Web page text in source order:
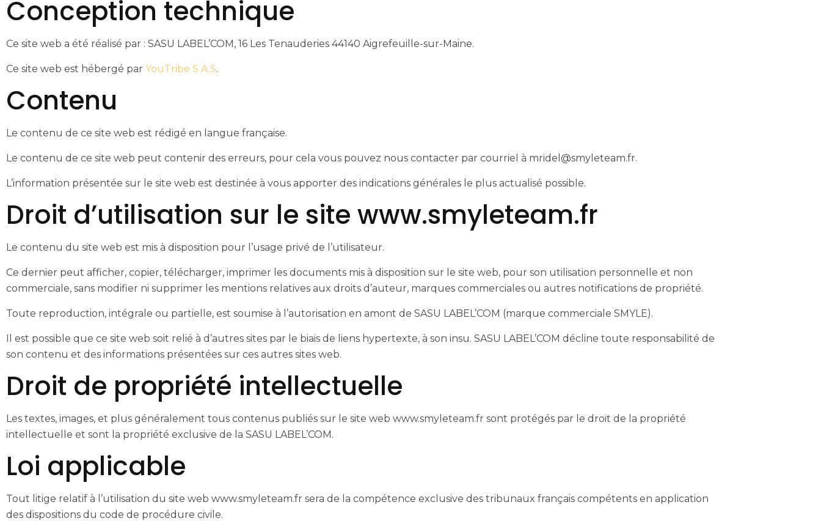
Conception technique
Ce site web a été réalisé par : SASU LABEL’COM, 16 Les Tenauderies 44140 Aigrefeuille-sur-Maine.
Ce site web est hébergé par YouTribe S.A.S.
Contenu
Le contenu de ce site web est rédigé en langue française.
Le contenu de ce site web peut contenir des erreurs, pour cela vous pouvez nous contacter par courriel à mridel@smyleteam.fr.
L’information présentée sur le site web est destinée à vous apporter des indications générales le plus actualisé possible.
Droit d’utilisation sur le site www.smyleteam.fr
Le contenu du site web est mis à disposition pour l’usage privé de l’utilisateur.
Ce dernier peut afficher, copier, télécharger, imprimer les documents mis à disposition sur le site web, pour son utilisation personnelle et non
commerciale, sans modifier ni supprimer les mentions relatives aux droits d’auteur, marques commerciales ou autres notifications de propriété.
Toute reproduction, intégrale ou partielle, est soumise à l’autorisation en amont de SASU LABEL’COM (marque commerciale SMYLE).
Il est possible que ce site web soit relié à d’autres sites par le biais de liens hypertexte, à son insu. SASU LABEL’COM décline toute responsabilité de
son contenu et des informations présentées sur ces autres sites web.
Droit de propriété intellectuelle
Les textes, images, et plus généralement tous contenus publiés sur le site web www.smyleteam.fr sont protégés par le droit de la propriété
intellectuelle et sont la propriété exclusive de la SASU LABEL’COM.
Loi applicable
Tout litige relatif à l’utilisation du site web www.smyleteam.fr sera de la compétence exclusive des tribunaux français compétents en application
des dispositions du code de procédure civile.